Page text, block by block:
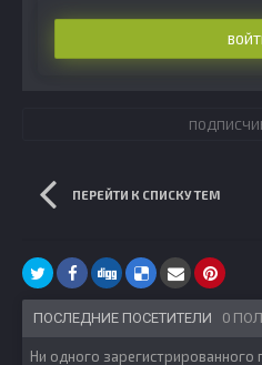
ПЕРЕЙТИ К СПИСКУ ТЕМ
ПОСЛЕДНИЕ ПОСЕТИТЕЛИ 0
Ни одного зарегистрированного